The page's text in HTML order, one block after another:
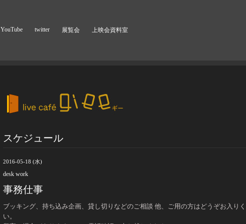
YouTube twitter 展覧会 上映会資料室
スケジュール
2016-05-18 (水)
desk work
事務仕事
ブッキング、持ち込み企画、貸し切りなどのご相談 他、ご用の方はどうぞお入り
い。